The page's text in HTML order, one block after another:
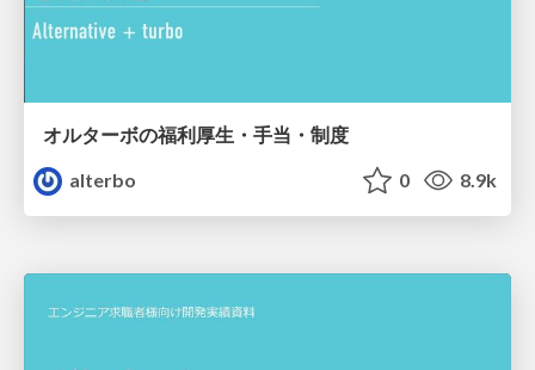
オルターボの福利厚生・手当・制度
alterbo
0 8.9k